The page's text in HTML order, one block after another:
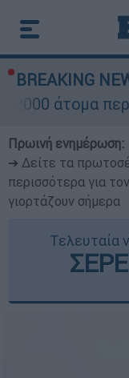
BREAKING
περίμεναν
Πρωινή ενημέρωση:
➔ Δείτε τα
περισσότερα για
γιορτάζουν σήμερα
Τελευταία